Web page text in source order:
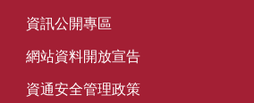
資訊公開專區
網站資料開放宣告
資通安全管理政策